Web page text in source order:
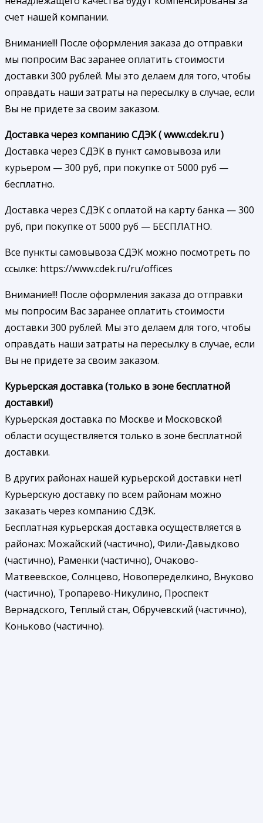
счет нашей компании.
Внимание!!! После оформления заказа до отправки
мы попросим Вас заранее оплатить стоимости
доставки 300 рублей. Мы это делаем для того, чтобы
оправдать наши затраты на пересылку в случае, если
Вы не придете за своим заказом.
Доставка через компанию СДЭК ( www.cdek.ru )
Доставка через СДЭК в пункт самовывоза или
курьером — 300 руб, при покупке от 5000 руб —
бесплатно.
Доставка через СДЭК с оплатой на карту банка — 300
руб, при покупке от 5000 руб — БЕСПЛАТНО.
Все пункты самовывоза СДЭК можно посмотреть по
ссылке: https://www.cdek.ru/ru/offices
Внимание!!! После оформления заказа до отправки
мы попросим Вас заранее оплатить стоимости
доставки 300 рублей. Мы это делаем для того, чтобы
оправдать наши затраты на пересылку в случае, если
Вы не придете за своим заказом.
Курьерская доставка (только в зоне бесплатной
доставки!)
Курьерская доставка по Москве и Московской
области осуществляется только в зоне бесплатной
доставки.
В других районах нашей курьерской доставки нет!
Курьерскую доставку по всем районам можно
заказать через компанию СДЭК.
Бесплатная курьерская доставка осуществляется в
районах: Можайский (частично), Фили-Давыдково
(частично), Раменки (частично), Очаково-
Матвеевское, Солнцево, Новопеределкино, Внуково
(частично), Тропарево-Никулино, Проспект
Вернадского, Теплый стан, Обручевский (частично),
Коньково (частично).